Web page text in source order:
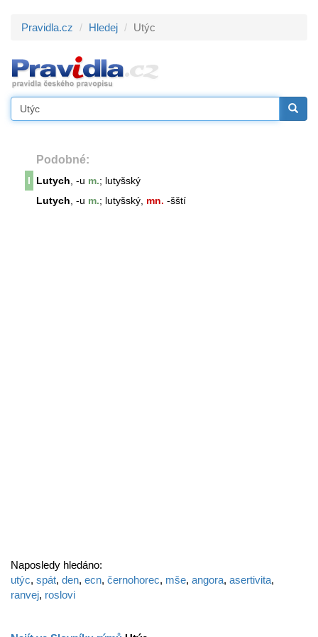
Pravidla.cz Hledej Utýc
Podobné:
l Lutych , -u m.; lutyšský
Lutych , -u m.; lutyšský, mn. -šští
Naposledy hledáno:
utýc, spát, den, ecn, černohorec, mše, angora, asertivita,
ranvej, roslovi